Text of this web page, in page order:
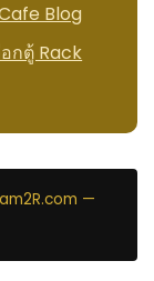
Blog
กตู้ Rack
—